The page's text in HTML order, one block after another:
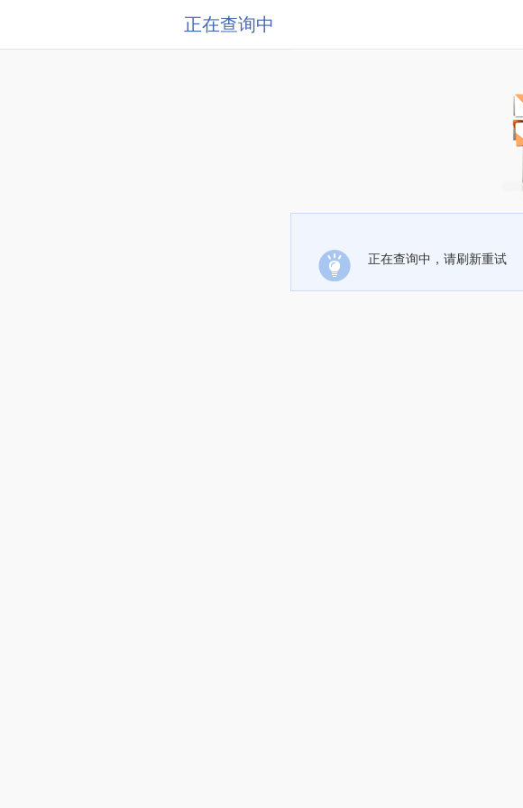
正在查询中
正在查询中，请刷新重试